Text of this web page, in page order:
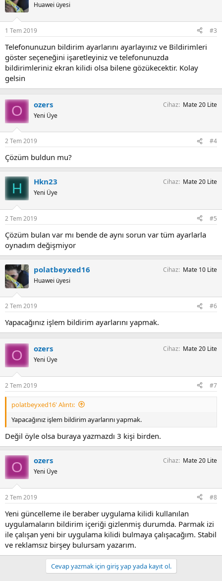
Huawei üyesi
1 Tem 2019 #3
Telefonunuzun bildirim ayarlarını ayarlayınız ve Bildirimleri
göster seçeneğini işaretleyiniz ve telefonunuzda
bildirimleriniz ekran kilidi olsa bilene gözükecektir. Kolay
gelsin
O ozers
Yeni Üye
Cihaz Mate 20 Lite
2 Tem 2019 #4
Çözüm buldun mu?
H Hkn23
Yeni Üye
Cihaz Mate 20 Lite
2 Tem 2019 #5
Çözüm bulan var mı bende de aynı sorun var tüm ayarlarla
oynadım değişmiyor
polatbeyxed16
Huawei üyesi
Cihaz Mate 10 Lite
2 Tem 2019 #6
Yapacağınız işlem bildirim ayarlarını yapmak.
O ozers
Yeni Üye
Cihaz Mate 20 Lite
2 Tem 2019 #7
polatbeyxed16' Alıntı:
Yapacağınız işlem bildirim ayarlarını yapmak.
Değil öyle olsa buraya yazmazdı 3 kişi birden.
O ozers
Yeni Üye
Cihaz Mate 20 Lite
2 Tem 2019 #8
Yeni güncelleme ile beraber uygulama kilidi kullanılan
uygulamaların bildirim içeriği gizlenmiş durumda. Parmak izi
ile çalışan yeni bir uygulama kilidi bulmaya çalışacağım. Stabil
ve reklamsız birşey bulursam yazarım.
Cevap yazmak için giriş yap yada kayıt ol.